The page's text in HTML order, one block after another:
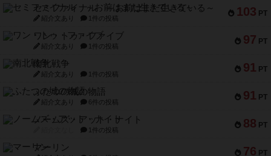
103 PT
セミファイナル ～お前はまだ生きている～
紹介文あり 1件の投稿
97 PT
ワン・トゥ・ファイブ
紹介文あり 1件の投稿
91 PT
南北戦争
紹介文あり 1件の投稿
91 PT
ふたつの城の物語
紹介文あり 6件の投稿
88 PT
ノームズ・アット・ナイト
1件の投稿
76 PT
マーリン